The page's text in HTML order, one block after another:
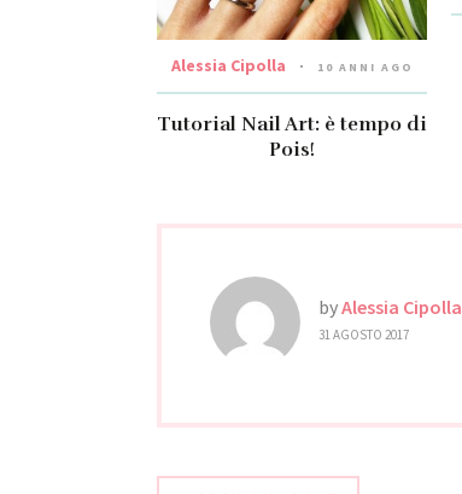
Alessia Cipolla 10 ANNI AGO
Tutorial Nail Art: è tempo di
Pois!
byAlessia Cipolla
31 AGOSTO 2017